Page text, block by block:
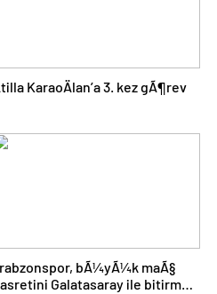
KaraoÄlan’a 3. kez gÃ¶rev
bÃ¼yÃ¼k maÃ§
Galatasaray ile bitirmek